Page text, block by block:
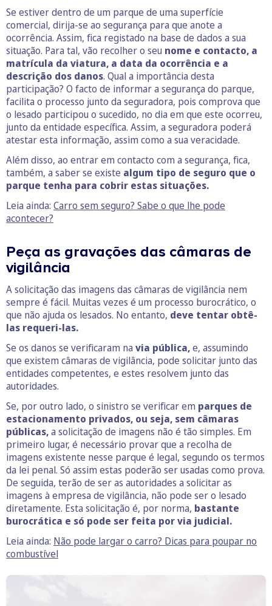
Se estiver dentro de um parque de uma superfície
comercial, dirija-se ao segurança para que anote a
ocorrência. Assim, fica registado na base de dados a sua
situação. Para tal, vão recolher o seu nome e contacto, a
matrícula da viatura, a data da ocorrência e a
descrição dos danos. Qual a importância desta
participação? O facto de informar a segurança do parque,
facilita o processo junto da seguradora, pois comprova que
o lesado participou o sucedido, no dia em que este ocorreu,
junto da entidade específica. Assim, a seguradora poderá
atestar esta informação, assim como a sua veracidade.
Além disso, ao entrar em contacto com a segurança, fica,
também, a saber se existe algum tipo de seguro que o
parque tenha para cobrir estas situações.
Leia ainda: Carro sem seguro? Sabe o que lhe pode
acontecer?
Peça as gravações das câmaras de
vigilância
A solicitação das imagens das câmaras de vigilância nem
sempre é fácil. Muitas vezes é um processo burocrático, o
que não ajuda os lesados. No entanto, deve tentar obtê-
las requeri-las.
Se os danos se verificaram na via pública,e, assumindo
que existem câmaras de vigilância, pode solicitar junto das
entidades competentes, e estes resolvem junto das
autoridades.
Se, por outro lado, o sinistro se verificar em parques de
estacionamento privados, ou seja, sem câmaras
públicas,a solicitação de imagens não é tão simples. Em
primeiro lugar, é necessário provar que a recolha de
imagens existente nesse parque é legal, segundo os termos
da lei penal. Só assim estas poderão ser usadas como prova.
De seguida, terão de ser as autoridades a solicitar as
imagens à empresa de vigilância, não pode ser o lesado
diretamente. Esta solicitação é, por norma, bastante
burocrática e só pode ser feita por via judicial.
Leia ainda: Não pode largar o carro? Dicas para poupar no
combustível